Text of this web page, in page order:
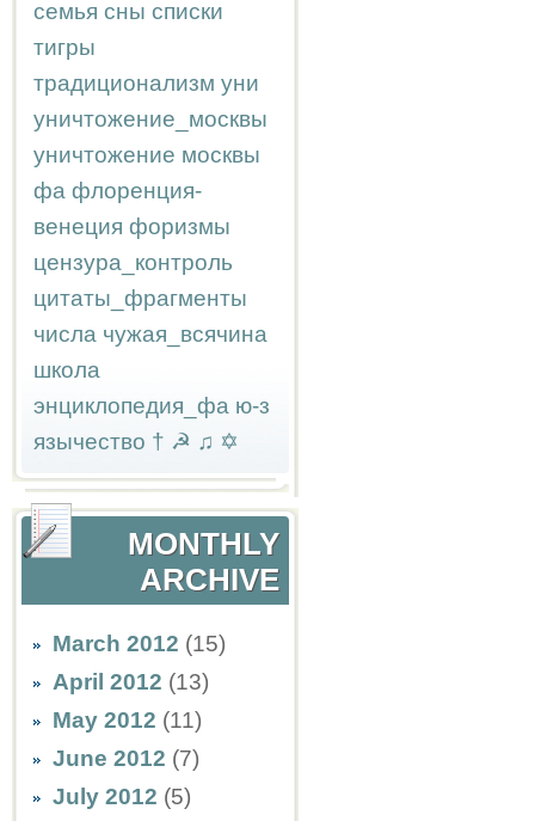
семья сны списки
тигры
традиционализм уни
уничтожение_москвы
уничтожение москвы
фа флоренция-
венеция форизмы
цензура_контроль
цитаты_фрагменты
числа чужая_всячина
школа
энциклопедия_фа ю-з
язычество † ☭ ♫ ✡
MONTHLY
ARCHIVE
March 2012 (15)
April 2012 (13)
May 2012 (11)
June 2012 (7)
July 2012 (5)